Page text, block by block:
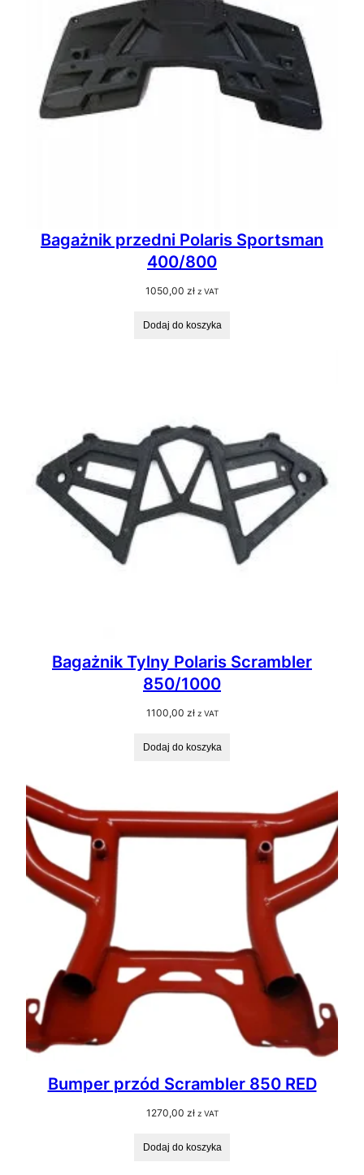
Bagażnik przedni Polaris Sportsman
400/800
1050,00 zł z VAT
Dodaj do koszyka
Bagażnik Tylny Polaris Scrambler
850/1000
1100,00 zł z VAT
Dodaj do koszyka
Bumper przód Scrambler 850 RED
1270,00 zł z VAT
Dodaj do koszyka